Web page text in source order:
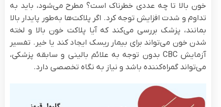
خون بالا تا چه عددی خطرناک است؟ مطرح می‌شود، باید به
تداوم و شدت افزایش توجه کرد. اگر پلاکت‌ها به‌طور پایدار بالا
بمانند، پزشک بررسی می‌کند که آیا پلاکت خون بالا و لخته
شدن خون می‌تواند برای بیمار ریسک ایجاد کند یا خیر. تفسیر
آزمایش CBC بدون توجه به علائم بالینی و سابقه پزشکی،
می‌تواند گمراه‌کننده باشد و نیاز به نگاه تخصصی دارد.